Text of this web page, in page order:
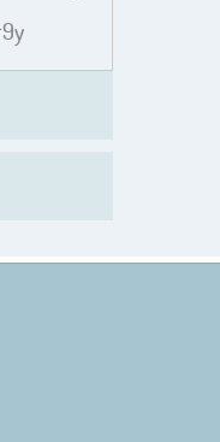
en
først
og ind i
holder
30.